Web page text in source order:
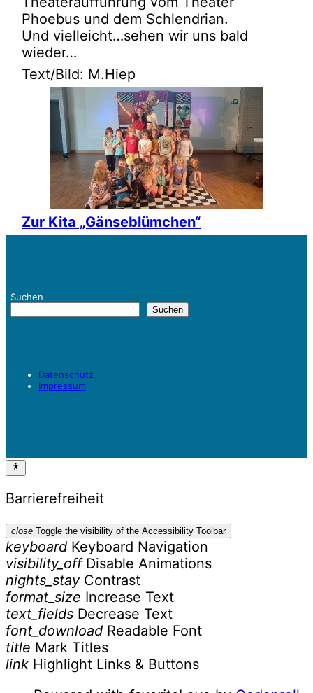
Phoebus und dem Schlendrian.
Und vielleicht…sehen wir uns bald
wieder…
Text/Bild: M.Hiep
Zur Kita „Gänseblümchen“
Suchen
Suchen
Datenschutz
Impressum
Barrierefreiheit
close Toggle the visibility of the Accessibility Toolbar
keyboard Keyboard Navigation
visibility_off Disable Animations
nights_stay Contrast
format_size Increase Text
text_fields Decrease Text
font_download Readable Font
title Mark Titles
link Highlight Links & Buttons